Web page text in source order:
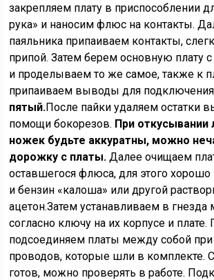
закрепляем плату в приспособлении
рука» и наносим флюс на контакты.
паяльника припаиваем контакты,
припой. Затем берем основную плату
и проделываем то же самое, также к
припаиваем выводы для
пятый.После пайки удаляем остатки
помощи бокорезов. При откусывании
ножек будьте аккуратны, можно
дорожку с платы. Далее очищаем
оставшегося флюса, для этого
и бензин «калоша» или другой
ацетон.Затем устанавливаем в
согласно ключу на их корпусе и плате.
подсоединяем платы между собой
проводов, которые шли в комплекте.
готов, можно проверять в работе.